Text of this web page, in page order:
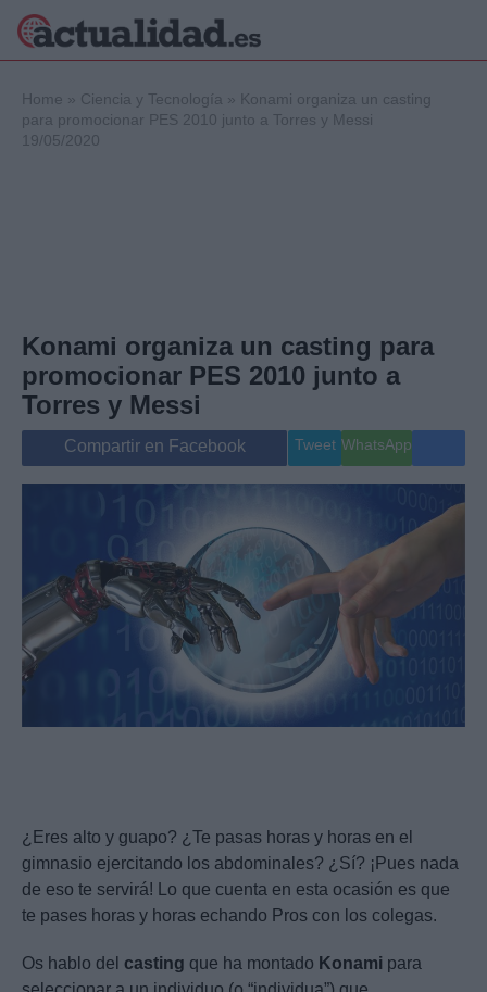
Internacional
Viajes
Gente
Musica
Home » Ciencia y Tecnología » Konami organiza un casting
para promocionar PES 2010 junto a Torres y Messi
19/05/2020
Konami organiza un casting para
promocionar PES 2010 junto a
Torres y Messi
Compartir en Facebook Tweet WhatsApp
¿Eres alto y guapo? ¿Te pasas horas y horas en el
gimnasio ejercitando los abdominales? ¿Sí? ¡Pues nada
de eso te servirá! Lo que cuenta en esta ocasión es que
te pases horas y horas echando Pros con los colegas.
Os hablo del casting que ha montado Konami para